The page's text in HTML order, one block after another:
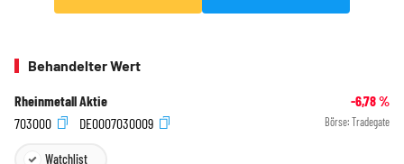
Behandelter Wert
Rheinmetall Aktie -6,78%
703000
DE0007030009 Börse: Tradegate
Watchlist